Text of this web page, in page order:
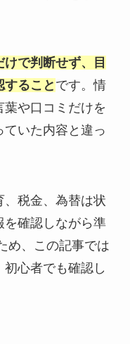
けで判断せず、目
することです。情
や口コミだけを
ていた内容と違っ
、税金、為替は状
を確認しながら準
め、この記事では
心者でも確認し